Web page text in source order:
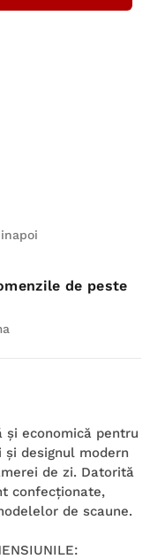
de peste
economică pentru
designul modern
de zi. Datorită
confecţionate,
de scaune.